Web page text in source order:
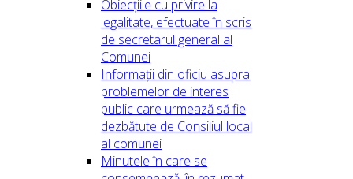
Obiecțiile cu privire la
legalitate, efectuate în scris
de secretarul general al
Comunei
Informații din oficiu asupra
problemelor de interes
public care urmează să fie
dezbătute de Consiliul local
al comunei
Minutele în care se